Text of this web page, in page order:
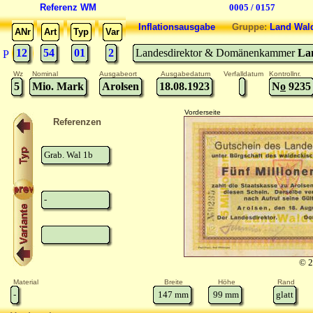
Referenz WM 0005 / 0157
ANr Art Typ Var
P 12 54 01 2
InflationsausgabeGruppe:Land
Landesdirektor & Domänenkammer
Wz Nominal Ausgabeort Ausgabedatum Verfalldatum Kontrollnr.
5 Mio. Mark Arolsen 18.08.1923 No 9235
Referenzen
Grab. Wal 1b
-
Vorderseite
©
Material Breite Höhe Rand
- 147 mm 99 mm glatt